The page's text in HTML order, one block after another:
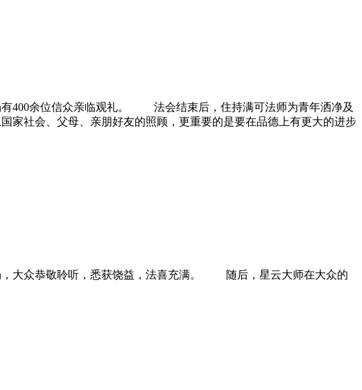
400余位信众亲临观礼。 法会结束后，住持满可法师为青年洒净及
家社会、父母、亲朋好友的照顾，更重要的是要在品德上有更大的进步
，大众恭敬聆听，悉获饶益，法喜充满。 随后，星云大师在大众的